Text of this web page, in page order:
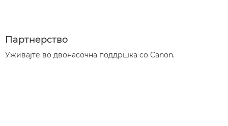
Партнерство
Уживајте во двонасочна поддршка со Canon.